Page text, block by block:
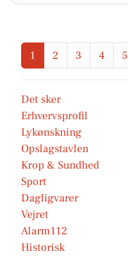
1 2 3 4 5
Det sker
Erhvervsprofil
Lykønskning
Opslagstavlen
Krop & Sundhed
Sport
Dagligvarer
Vejret
Alarm112
Historisk